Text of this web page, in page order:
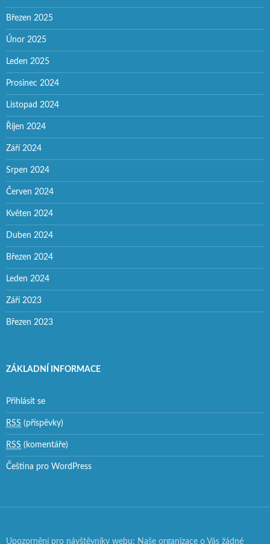
Březen 2025
Únor 2025
Leden 2025
Prosinec 2024
Listopad 2024
Říjen 2024
Září 2024
Srpen 2024
Červen 2024
Květen 2024
Duben 2024
Březen 2024
Leden 2024
Září 2023
Březen 2023
ZÁKLADNÍ INFORMACE
Přihlásit se
RSS (příspěvky)
RSS (komentáře)
Čeština pro WordPress
Upozornění pro návštěvníky webu: Naše organizace o Vás žádné